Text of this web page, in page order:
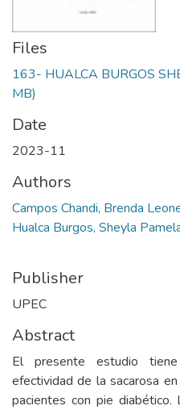
Files
163- HUALCA BURGOS
MB)
Date
2023-11
Authors
Campos Chandi, Brenda
Hualca Burgos, Sheyla
Publisher
UPEC
Abstract
El presente estudio
efectividad de la sacarosa
pacientes con pie diabético.